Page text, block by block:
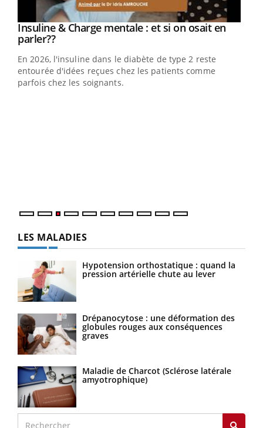
Youtube
Insuline & Charge mentale : et si on osait en
parler??Youtube
En 2026, l'insuline dans le diabète de type 2 reste
entourée d'idées reçues chez les patients comme
parfois chez les soignants.
LES MALADIES
Hypotension orthostatique : quand la
pression artérielle chute au lever
Drépanocytose : une déformation des
globules rouges aux conséquences
graves
Maladie de Charcot (Sclérose latérale
amyotrophique)